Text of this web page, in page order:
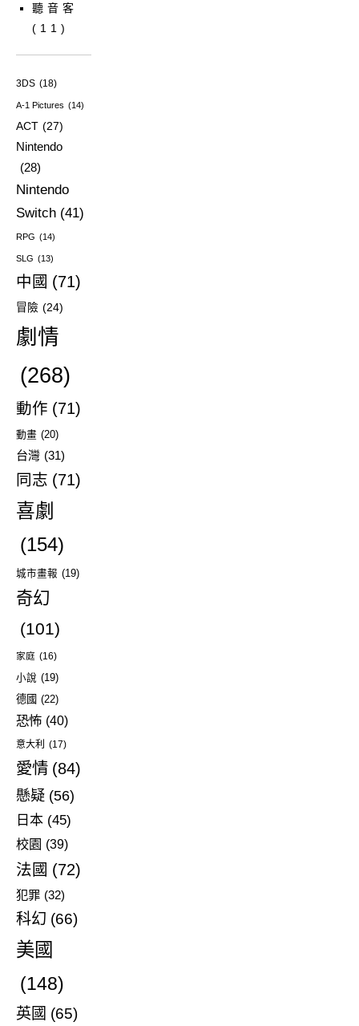
聽音客
(11)
3DS (18)
A-1 Pictures (14)
ACT (27)
Nintendo
(28)
Nintendo
Switch (41)
RPG (14)
SLG (13)
中國 (71)
冒險 (24)
劇情
(268)
動作 (71)
動畫 (20)
台灣 (31)
同志 (71)
喜劇
(154)
城市畫報 (19)
奇幻
(101)
家庭 (16)
小說 (19)
德國 (22)
恐怖 (40)
意大利 (17)
愛情 (84)
懸疑 (56)
日本 (45)
校園 (39)
法國 (72)
犯罪 (32)
科幻 (66)
美國
(148)
英國 (65)